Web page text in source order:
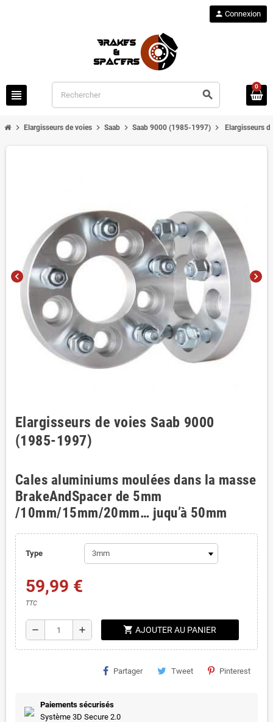
view_headline search
person Connexion
0
chevron_right Elargisseurs de voies chevron_right Saab chevron_right Saab 9000 (1985-1997) chevron_right Elargisseurs
chevron_left chevron_right
Elargisseurs de voies Saab 9000
(1985-1997)
Cales aluminiums moulées dans la masse
BrakeAndSpacer de 5mm
/10mm/15mm/20mm… juqu’à 50mm
Type
59,99 €
TTC
remove add shopping_cart AJOUTER AU PANIER
Partager Tweet Pinterest
Paiements sécurisés
Système 3D Secure 2.0